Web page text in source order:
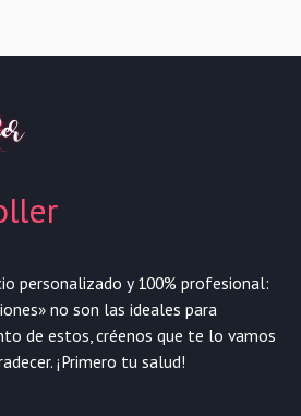
personalizado y 100% profesional:
no son las ideales para
de estos, créenos que te lo vamos
¡Primero tu salud!